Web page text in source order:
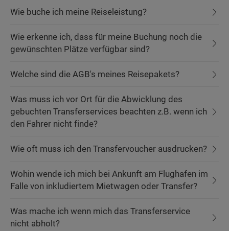
Wie buche ich meine Reiseleistung?
Wie erkenne ich, dass für meine Buchung noch die
gewünschten Plätze verfügbar sind?
Welche sind die AGB's meines Reisepakets?
Was muss ich vor Ort für die Abwicklung des
gebuchten Transferservices beachten z.B. wenn ich
den Fahrer nicht finde?
Wie oft muss ich den Transfervoucher ausdrucken?
Wohin wende ich mich bei Ankunft am Flughafen im
Falle von inkludiertem Mietwagen oder Transfer?
Was mache ich wenn mich das Transferservice
nicht abholt?